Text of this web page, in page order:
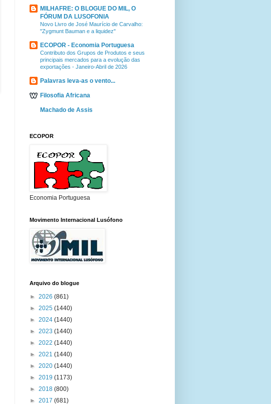
MILHAFRE: O BLOGUE DO MIL, O
FÓRUM DA LUSOFONIA
Novo Livro de José Maurício de Carvalho:
"Zygmunt Bauman e a liquidez"
ECOPOR - Economia Portuguesa
Contributo dos Grupos de Produtos e seus
principais mercados para a evolução das
exportações - Janeiro-Abril de 2026
Palavras leva-as o vento...
Filosofia Africana
Machado de Assis
ECOPOR
Economia Portuguesa
Movimento Internacional Lusófono
Arquivo do blogue
► 2026 (861)
► 2025 (1440)
► 2024 (1440)
► 2023 (1440)
► 2022 (1440)
► 2021 (1440)
► 2020 (1440)
► 2019 (1173)
► 2018 (800)
► 2017 (681)